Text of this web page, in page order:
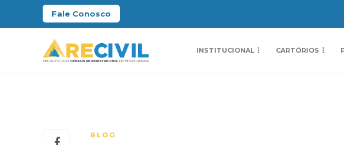
Fale Conosco
INSTITUCIONAL CARTÓRIOS
BLOG